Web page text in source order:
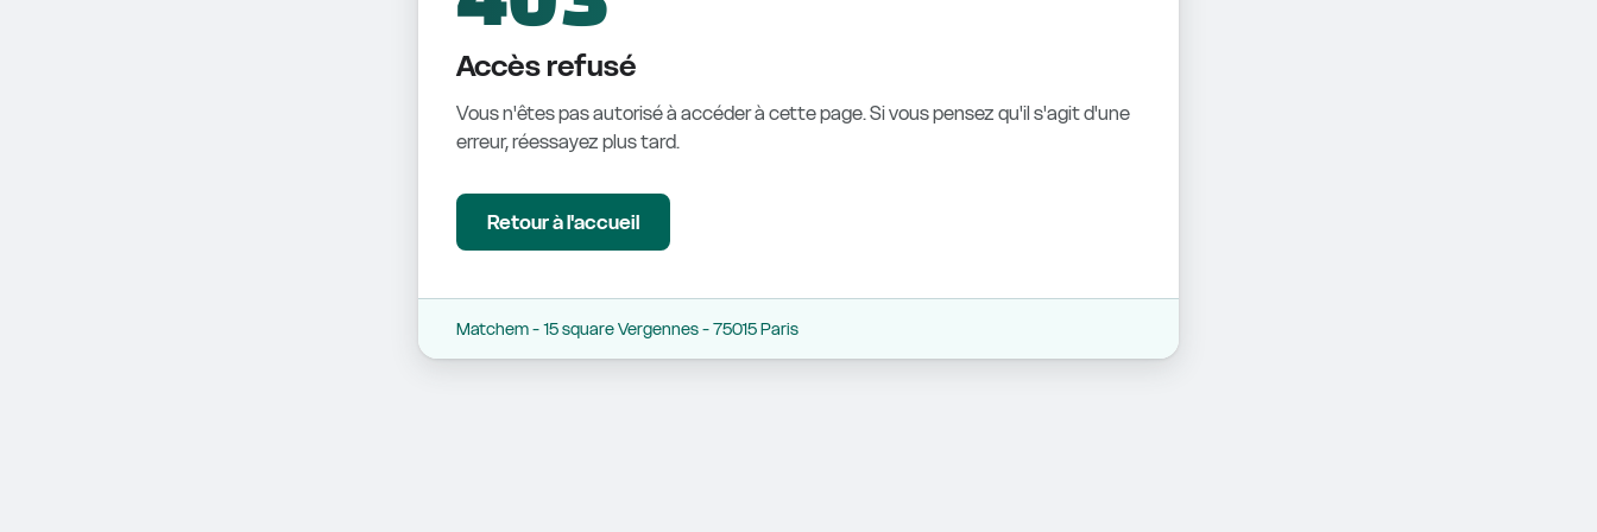
Accès refusé
Vous n'êtes pas autorisé à accéder à cette page. Si vous pensez qu'il s'agit d'une
erreur, réessayez plus tard.
Retour à l'accueil
Matchem - 15 square Vergennes - 75015 Paris